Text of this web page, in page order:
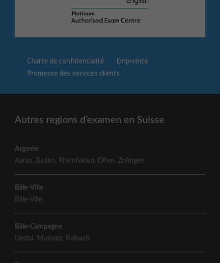
Charte de confidentialité
Empreinte
Promesse des services clients
Autres regions d’examen en Suisse
Argovie
Aarau, Baden, Rheinfelden, Olten,Zofingen
Bâle-Ville
Bâle-Ville
Bâle-Campagne
Liestal , Muttenz, Reinach